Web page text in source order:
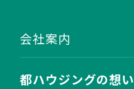
会社案内
都ハウジングの想い